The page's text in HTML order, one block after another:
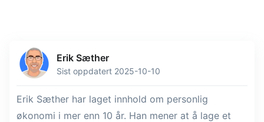
Erik Sæther
Sist oppdatert 2025-10-10
Erik Sæther har laget innhold om personlig
økonomi i mer enn 10 år. Han mener at å lage et